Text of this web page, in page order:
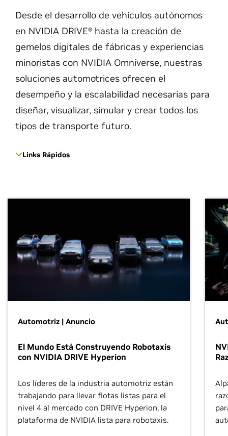
Desde el desarrollo de vehículos autónomos
en NVIDIA DRIVE® hasta la creación de
gemelos digitales de fábricas y experiencias
minoristas con NVIDIA Omniverse, nuestras
soluciones automotrices ofrecen el
desempeño y la escalabilidad necesarias para
diseñar, visualizar, simular y crear todos los
tipos de transporte futuro.
Links Rápidos
Automotriz | Anuncio
El Mundo Está Construyendo Robotaxis
con NVIDIA DRIVE Hyperion
Los líderes de la industria automotriz están
trabajando para llevar flotas listas para el
nivel 4 al mercado con DRIVE Hyperion, la
plataforma de NVIDIA lista para robotaxis.